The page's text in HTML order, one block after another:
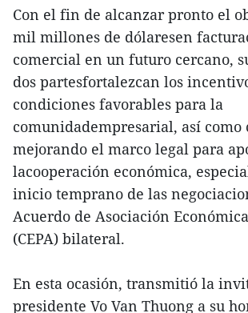
Con el fin de alcanzar pronto el
mil millones de dólaresen
comercial en un futuro cercano,
dos partesfortalezcan los
condiciones favorables para la
comunidadempresarial, así como
mejorando el marco legal para
lacooperación económica,
inicio temprano de las
Acuerdo de Asociación
(CEPA) bilateral.
En esta ocasión, transmitió la
presidente Vo Van Thuong a su